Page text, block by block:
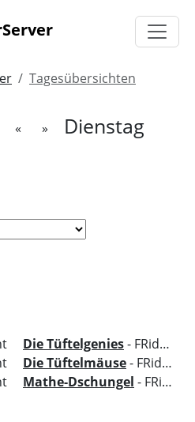
Tagesübersichten
« »
Dienstag
Die Tüftelgenies- FRida&freD - Das Grazer Kindermuseum
Die Tüftelmäuse- FRida&freD - Das Grazer Kindermuseum
Mathe-Dschungel - FRida&freD - Das Grazer Kindermuseum